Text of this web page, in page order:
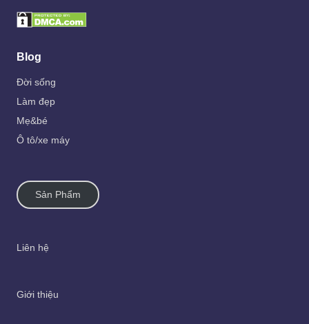
Blog
Đời sống
Làm đẹp
Mẹ&bé
Ô tô/xe máy
Sản Phẩm
Liên hệ
Giới thiệu